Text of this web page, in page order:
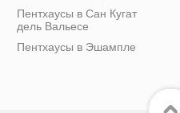
Пентхаусы в Сан Кугат
дель Вальесе
Пентхаусы в Эшампле